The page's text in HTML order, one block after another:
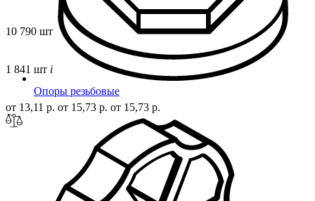
Опоры резьбовые
10 790 шт
1 841 шт i
от 13,11 р. от 15,73 р. от 15,73 р.